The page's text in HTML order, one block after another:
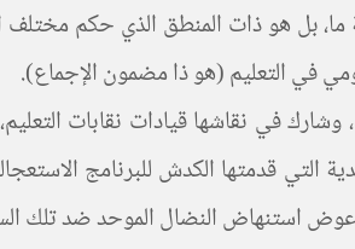
ما، بل هو ذات المنطق الذي حكم
في التعليم (هو ذا مضمون الإجماع).
في نقاشها قيادات نقابات
التي قدمتها الكدش للبرنامج
عوض استنهاض النضال الموحد ضد تلك